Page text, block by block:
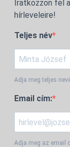
Iratkozzon fel
hírleveleire!
Teljes név
Adja meg teljes
Email cím:
Adja meg az email